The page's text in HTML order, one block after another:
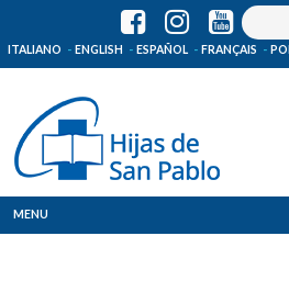
ITALIANO ENGLISH ESPAÑOL FRANÇAIS
MENU